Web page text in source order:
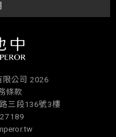
公司 2026
條款
三段136號3樓